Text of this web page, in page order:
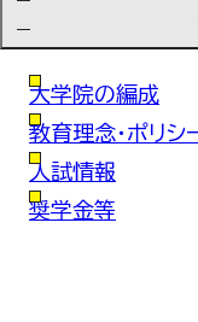
大学院の編成
教育理念・ポリシ
入試情報
奨学金等